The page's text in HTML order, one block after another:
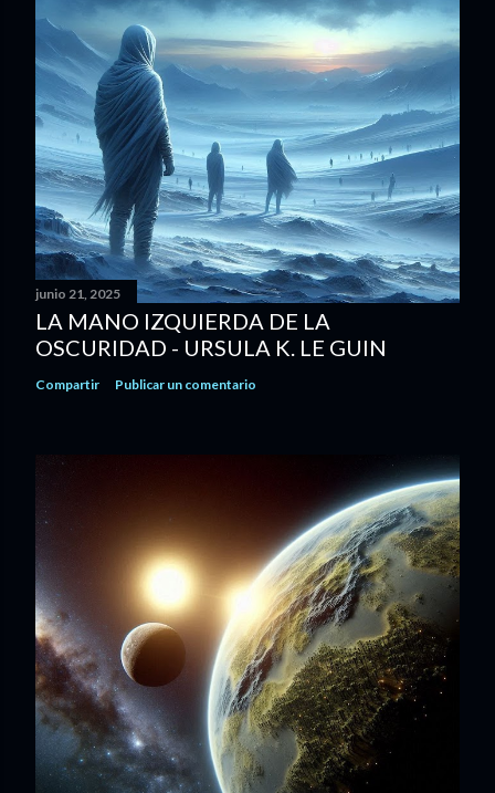
junio 21, 2025
LA MANO IZQUIERDA DE LA
OSCURIDAD - URSULA K. LE GUIN
Compartir Publicar un comentario